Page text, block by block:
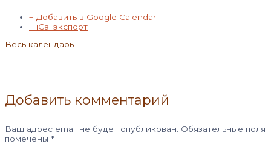
+ Добавить в Google Calendar
+ iCal экспорт
Весь календарь
Добавить комментарий
Ваш адрес email не будет опубликован. Обязательные поля
помечены *